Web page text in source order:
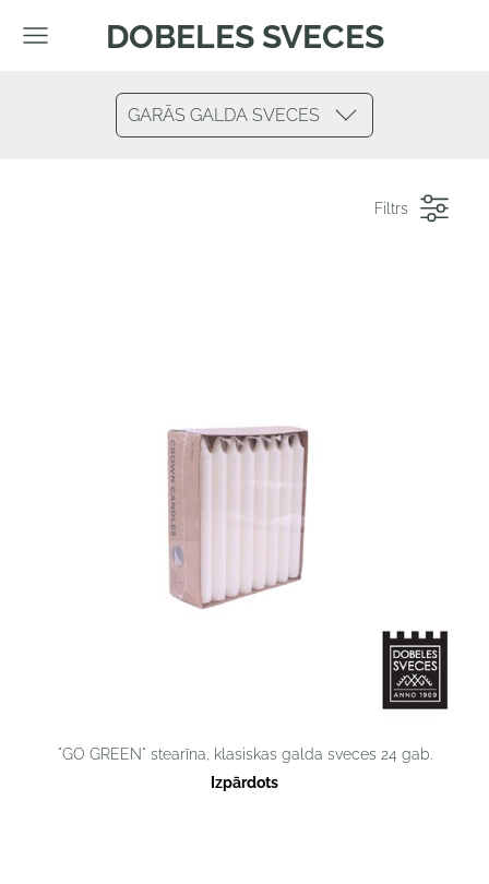
DOBELES SVECES
GARĀS GALDA SVECES
Filtrs
"GO GREEN" stearīna, klasiskas galda sveces 24 gab.
Izpārdots